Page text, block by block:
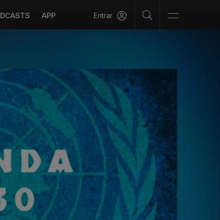
APP Entrar